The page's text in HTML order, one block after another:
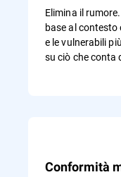
Elimina il
base al
e le vulnerabili
su ciò che conta
Conformità